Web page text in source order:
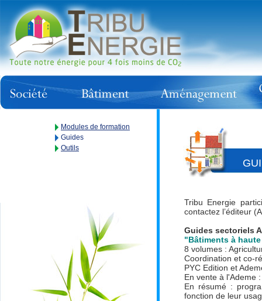
Modules de formation
Guides
Outils
Tribu Energie
contactez l’éditeur
Guides sectoriels
"Bâtiments à
8 volumes :
Coordination et co-
PYC Edition et
En vente à l'Ademe
En résumé :
fonction de leur